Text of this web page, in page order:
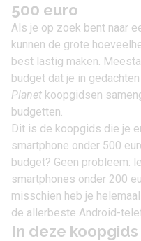
500 euro
Als je op zoek bent naar
kunnen de grote
best lastig maken.
budget dat je in
Planet koopgidsen
budgetten.
Dit is de koopgids die je
smartphone onder 500
budget? Geen probleem:
smartphones onder 200
misschien heb je
de allerbeste Android-
In deze koopgids